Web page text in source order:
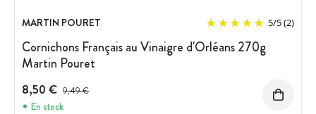
MARTIN POURET 5/5(2)
Cornichons Français au Vinaigre d'Orléans 270g
Martin Pouret
8,50 € Prix avant réduction :
9,49 €
En stock